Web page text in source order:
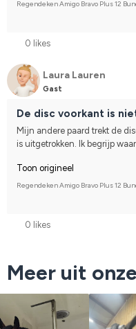
Regendeken Amigo Bravo Plus 12
0 likes
Laura Lauren
Gast
De disc voorkant is
Mijn andere paard trekt de
is uitgetrokken. Ik begrijp
Toon origineel
Regendeken Amigo Bravo Plus 12
0 likes
Meer uit